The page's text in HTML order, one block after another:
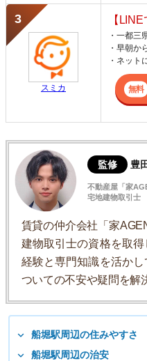
スミカ
【
・一都三
・早朝か
・ネット
監修 豊
不動産屋「家
宅地建物取引士
賃貸の仲介会社「家
建物取引士の資格を取
経験と専門知識を活か
ついての不安や疑問を解
船堀駅周辺の住みやすさ
船堀駅周辺の治安